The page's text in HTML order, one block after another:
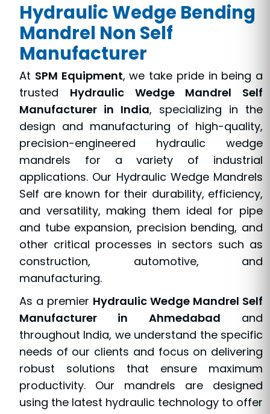
Hydraulic Wedge Bending
Mandrel Non Self
Manufacturer
At SPM Equipment, we take pride in being a
trusted Hydraulic Wedge Mandrel Self
Manufacturer in India, specializing in the
design and manufacturing of high-quality,
precision-engineered hydraulic wedge
mandrels for a variety of industrial
applications. Our Hydraulic Wedge Mandrels
Self are known for their durability, efficiency,
and versatility, making them ideal for pipe
and tube expansion, precision bending, and
other critical processes in sectors such as
construction, automotive, and
manufacturing.
As a premier Hydraulic Wedge Mandrel Self
Manufacturer in Ahmedabad and
throughout India, we understand the specific
needs of our clients and focus on delivering
robust solutions that ensure maximum
productivity. Our mandrels are designed
using the latest hydraulic technology to offer